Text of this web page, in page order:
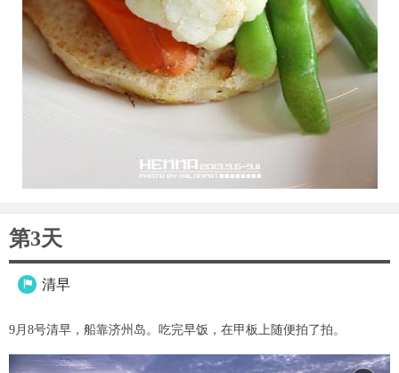
第3天
 清早
9月8号清早，船靠济州岛。吃完早饭，在甲板上随便拍了拍。